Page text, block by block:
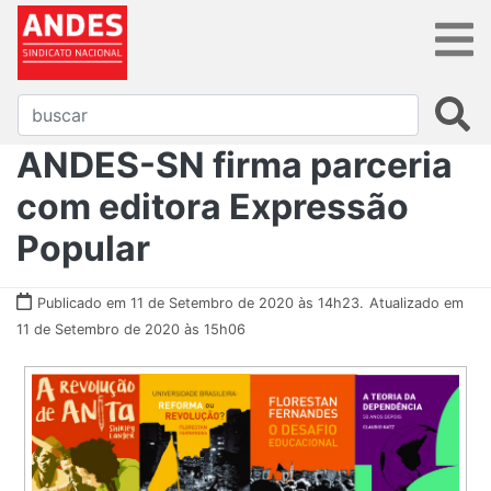
ANDES-SN firma parceria
com editora Expressão
Popular
Publicado em 11 de Setembro de 2020 às 14h23. Atualizado em
11 de Setembro de 2020 às 15h06